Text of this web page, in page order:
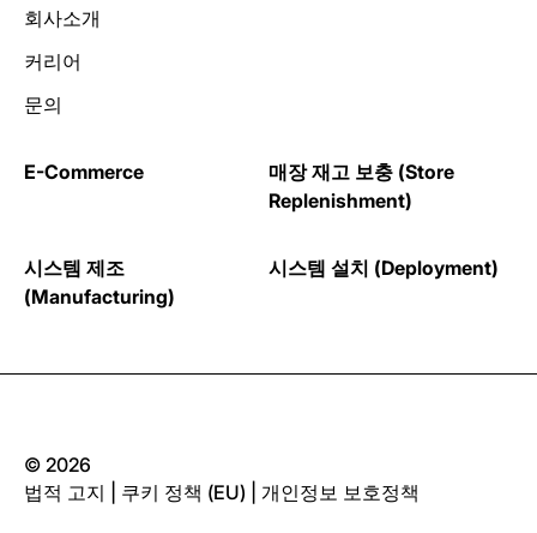
회사소개
커리어
문의
E-Commerce
매장 재고 보충 (Store
Replenishment)
시스템 제조
(Manufacturing)
시스템 설치 (Deployment)
© 2026
법적 고지
쿠키 정책 (EU) 개인정보 보호정책